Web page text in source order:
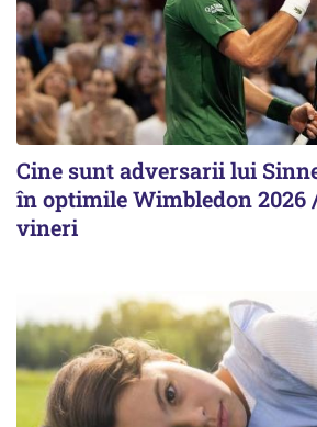
Cine sunt adversarii lui
în optimile Wimbledon 2026
vineri